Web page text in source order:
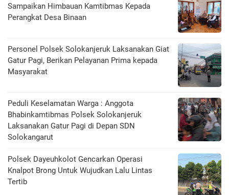
Sampaikan Himbauan Kamtibmas Kepada
Perangkat Desa Binaan
Personel Polsek Solokanjeruk Laksanakan Giat
Gatur Pagi, Berikan Pelayanan Prima kepada
Masyarakat
Peduli Keselamatan Warga : Anggota
Bhabinkamtibmas Polsek Solokanjeruk
Laksanakan Gatur Pagi di Depan SDN
Solokangarut
Polsek Dayeuhkolot Gencarkan Operasi
Knalpot Brong Untuk Wujudkan Lalu Lintas
Tertib